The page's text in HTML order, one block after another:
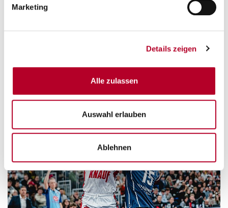
Marketing
Details zeigen
Alle zulassen
Auswahl erlauben
Ablehnen
dyn.sportübertragen. Jeder Fan kann seinen Sport mit einem
Abonnement unterstützen: Zehn Prozent der Netto-Erlöse gibt
Zurück